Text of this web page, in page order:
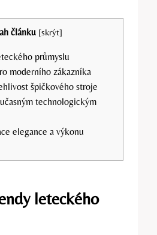
článku [skrýt]
průmyslu
moderního zákazníka
špičkového stroje
technologickým
elegance a výkonu
leteckého